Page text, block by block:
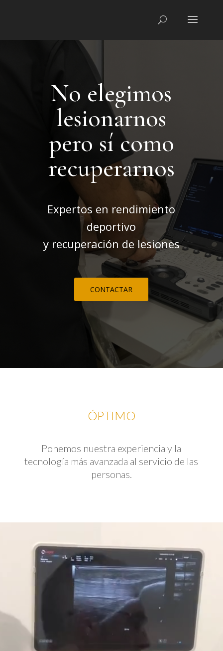
No elegimos
lesionarnos
pero sí como
recuperarnos
Expertos en rendimiento
deportivo
y recuperación de lesiones
CONTACTAR
ÓPTIMO
Ponemos nuestra experiencia y la
tecnología más avanzada al servicio de las
personas.